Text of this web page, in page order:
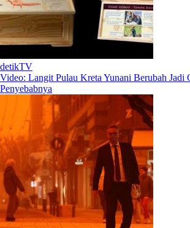
detikTV
Video: Langit Pulau Kreta Yunani Berubah Jadi
Penyebabnya